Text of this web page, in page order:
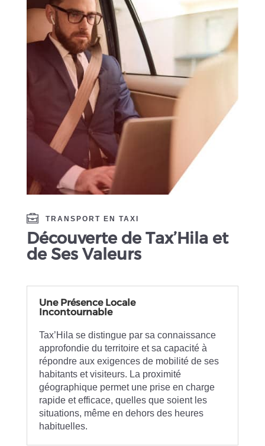
TRANSPORT EN TAXI
Découverte de Tax’Hila et
de Ses Valeurs
Une Présence Locale
Incontournable
Tax’Hila se distingue par sa connaissance
approfondie du territoire et sa capacité à
répondre aux exigences de mobilité de ses
habitants et visiteurs. La proximité
géographique permet une prise en charge
rapide et efficace, quelles que soient les
situations, même en dehors des heures
habituelles.